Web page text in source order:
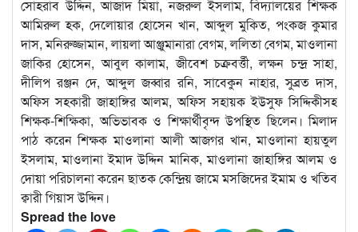
সোহরাব উদ্দিন, আজাদ মিয়া, নজরুল ইসলাম, বিদ্যালয়ের শিক্ষক
আমিরুল হক, দেলোয়ার হোসেন খান, আব্দুল মুকিত, পংকজ কুমার
দাস, মনিরুজ্জামান, লায়লা আঞ্জুমানারা বেগম, ললিতা বেগম, মাওলানা
জাকির হোসেন, আবুল কালাম, জীবেশ চক্রবর্ত্তী, লক্ষন চন্দ্র সাহা,
দীলিপ রঞ্জন দে, আব্দুল জব্বার রনি, সাবেকুন নাহার, সুব্রত দাস,
অফিস সহকারী জাহাঙ্গির আলম, অফিস সহায়ক ইউসুফ সিদ্দিকীসহ
শিক্ষক-শিক্ষিকা, অভিভাবক ও শিক্ষার্থীবৃন্দ উপস্থিত ছিলেন। মিলাদ
পাঠ করেন শিক্ষক মাওলানা আলী আজগর খান, মাওলানা হায়তুল
ইসলাম, মাওলানা ইমাদ উদ্দিন মানিক, মাওলানা জাহাঙ্গির আলম ও
দোয়া পরিচালনা করেন ছাতক কেন্দ্রিয় জামে মসজিদের ইমাম ও খতিব
ক্বারী গিয়াস উদ্দিন।
Spread the love